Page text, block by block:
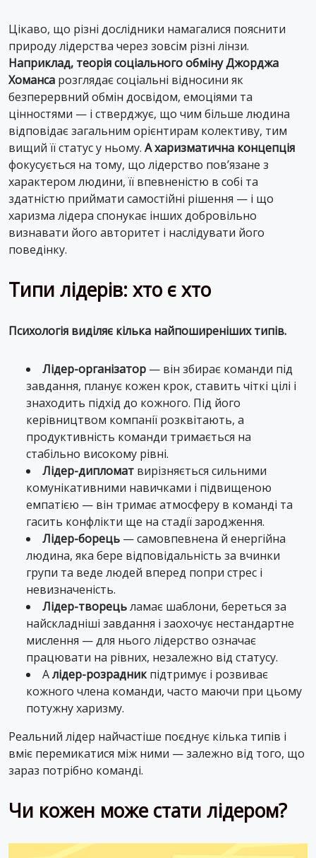
Цікаво, що різні дослідники намагалися пояснити
природу лідерства через зовсім різні лінзи.
Наприклад, теорія соціального обміну Джорджа
Хоманса розглядає соціальні відносини як
безперервний обмін досвідом, емоціями та
цінностями — і стверджує, що чим більше людина
відповідає загальним орієнтирам колективу, тим
вищий її статус у ньому. А харизматична концепція
фокусується на тому, що лідерство пов’язане з
характером людини, її впевненістю в собі та
здатністю приймати самостійні рішення — і що
харизма лідера спонукає інших добровільно
визнавати його авторитет і наслідувати його
поведінку.
Типи лідерів: хто є хто
Психологія виділяє кілька найпоширеніших типів.
Лідер-організатор — він збирає команди під
завдання, планує кожен крок, ставить чіткі цілі і
знаходить підхід до кожного. Під його
керівництвом компанії розквітають, а
продуктивність команди тримається на
стабільно високому рівні.
Лідер-дипломат вирізняється сильними
комунікативними навичками і підвищеною
емпатією — він тримає атмосферу в команді та
гасить конфлікти ще на стадії зародження.
Лідер-борець — самовпевнена й енергійна
людина, яка бере відповідальність за вчинки
групи та веде людей вперед попри стрес і
невизначеність.
Лідер-творецьламає шаблони, береться за
найскладніші завдання і заохочує нестандартне
мислення — для нього лідерство означає
працювати на рівних, незалежно від статусу.
Алідер-розрадникпідтримує і розвиває
кожного члена команди, часто маючи при цьому
потужну харизму.
Реальний лідер найчастіше поєднує кілька типів і
вміє перемикатися між ними — залежно від того, що
зараз потрібно команді.
Чи кожен може стати лідером?